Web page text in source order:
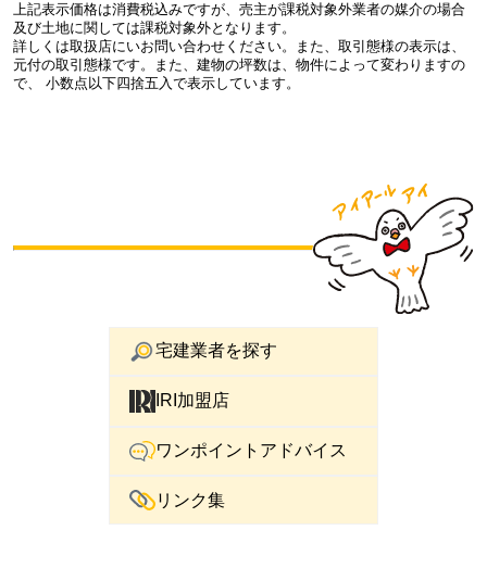
上記表示価格は消費税込みですが、売主が課税対象外業者の媒介の場合
及び土地に関しては課税対象外となります。
詳しくは取扱店にいお問い合わせください。また、取引態様の表示は、
元付の取引態様です。また、建物の坪数は、物件によって変わりますの
で、 小数点以下四捨五入で表示しています。
宅建業者を探す
IRI加盟店
ワンポイントアドバイス
リンク集